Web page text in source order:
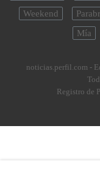
Weekend
Mía
noticias.perfil.com -
Registro de